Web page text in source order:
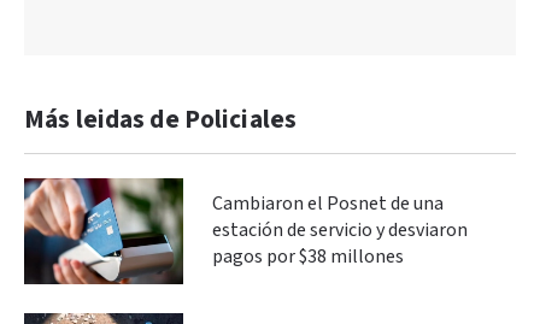
Más leidas de Policiales
Cambiaron el Posnet de una
estación de servicio y desviaron
pagos por $38 millones